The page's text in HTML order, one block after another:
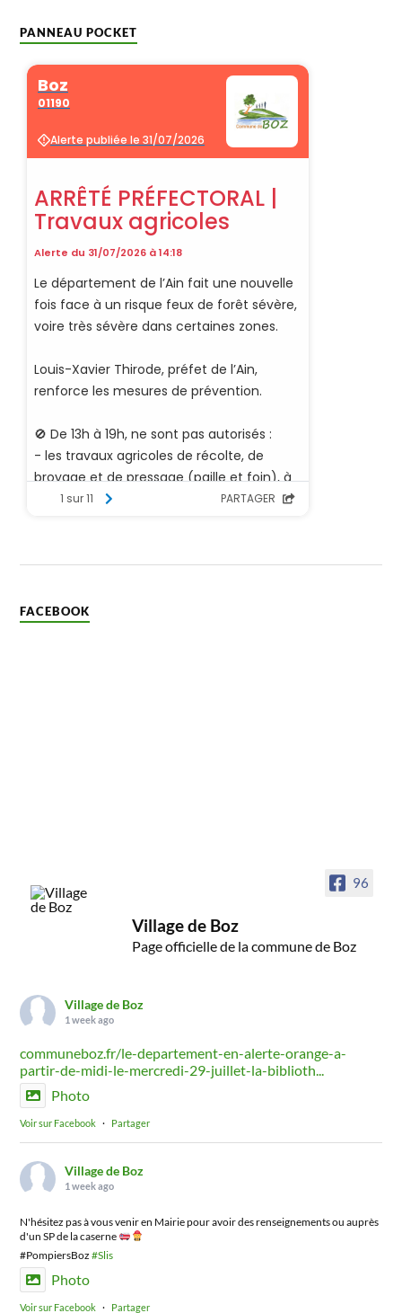
PANNEAU POCKET
FACEBOOK
96
Village de Boz
Page officielle de la commune de Boz
Village de Boz
1 week ago
communeboz.fr/le-departement-en-alerte-orange-a-
partir-de-midi-le-mercredi-29-juillet-la-biblioth...
Photo
Voir sur Facebook · Partager
Village de Boz
1 week ago
N'hésitez pas à vous venir en Mairie pour avoir des renseignements ou auprès
d'un SP de la caserne
#PompiersBoz#Slis
Photo
Voir sur Facebook · Partager